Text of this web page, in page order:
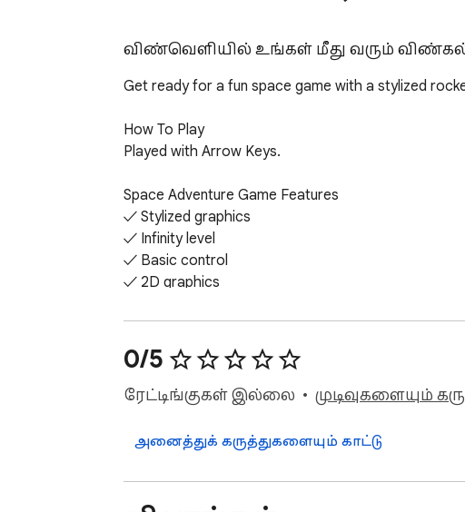
விண்வெளியில் உங்கள் மீது வரும் விண்கல்
Get ready for a fun space game with a stylized
How To Play
Played with Arrow Keys.
Space Adventure Game Features
✓ Stylized graphics
✓ Infinity level
✓ Basic control
✓ 2D graphics
Finally, you can enjoy these game for free (and
Help and Contact
Contact with us at info@gamebol.com and share
0/5
ரேட்டிங்குகள் இல்லை முடிவுகளையும்
அனைத்துக் கருத்துகளையும் காட்டு